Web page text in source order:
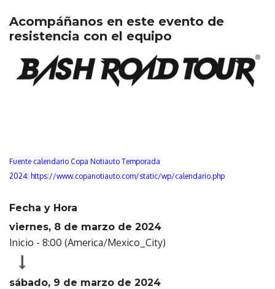
Acompáñanos en este evento de
resistencia con el equipo
Fuente calendario Copa Notiauto Temporada
2024: https://www.copanotiauto.com/static/wp/calendario.php
Fecha y Hora
viernes, 8 de marzo de 2024
Inicio - 8:00 (America/Mexico_City)
sábado, 9 de marzo de 2024